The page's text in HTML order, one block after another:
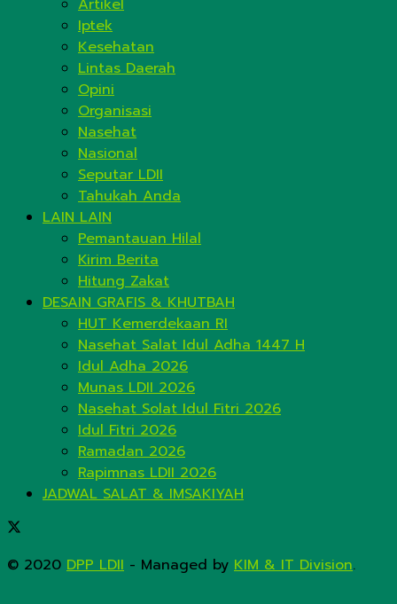
Artikel
Iptek
Kesehatan
Lintas Daerah
Opini
Organisasi
Nasehat
Nasional
Seputar LDII
Tahukah Anda
LAIN LAIN
Pemantauan Hilal
Kirim Berita
Hitung Zakat
DESAIN GRAFIS & KHUTBAH
HUT Kemerdekaan RI
Nasehat Salat Idul Adha 1447 H
Idul Adha 2026
Munas LDII 2026
Nasehat Solat Idul Fitri 2026
Idul Fitri 2026
Ramadan 2026
Rapimnas LDII 2026
JADWAL SALAT & IMSAKIYAH
© 2020 DPP LDII - Managed by KIM & IT Division.